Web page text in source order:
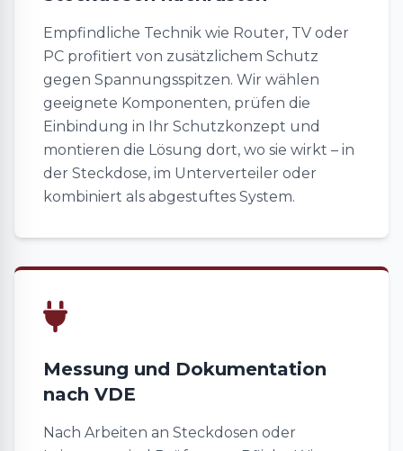
Empfindliche Technik wie Router, TV oder
PC profitiert von zusätzlichem Schutz
gegen Spannungsspitzen. Wir wählen
geeignete Komponenten, prüfen die
Einbindung in Ihr Schutzkonzept und
montieren die Lösung dort, wo sie wirkt – in
der Steckdose, im Unterverteiler oder
kombiniert als abgestuftes System.
Messung und Dokumentation
nach VDE
Nach Arbeiten an Steckdosen oder